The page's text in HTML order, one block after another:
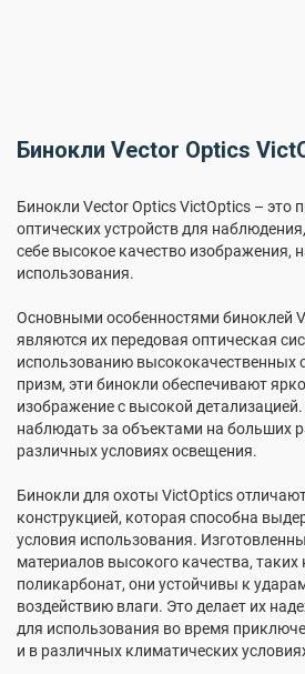
Бинокли Vector Optics
Бинокли Vector Optics VictOptics – это
оптических устройств для
себе высокое качество изображения,
использования.
Основными особенностями биноклей
являются их передовая оптическая
использованию высококачественных
призм, эти бинокли обеспечивают
изображение с высокой
наблюдать за объектами на больших
различных условиях освещения.
Бинокли для охоты VictOptics
конструкцией, которая способна
условия использования.
материалов высокого качества,
поликарбонат, они устойчивы к
воздействию влаги. Это делает их
для использования во время
и в различных климатических